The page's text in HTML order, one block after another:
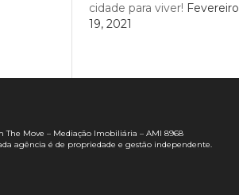
cidade para viver! Fevereiro
19, 2021
The Move – Mediação Imobiliária – AMI 8968
agência é de propriedade e gestão independente.